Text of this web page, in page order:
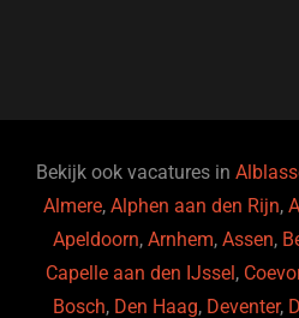
o
k
Bekijk ook vacatures in
Almere,Alphen aan den Rijn,
Apeldoorn,Arnhem,Assen,
Capelle aan den IJssel ,
Bosch, Den Haag, Deventer,